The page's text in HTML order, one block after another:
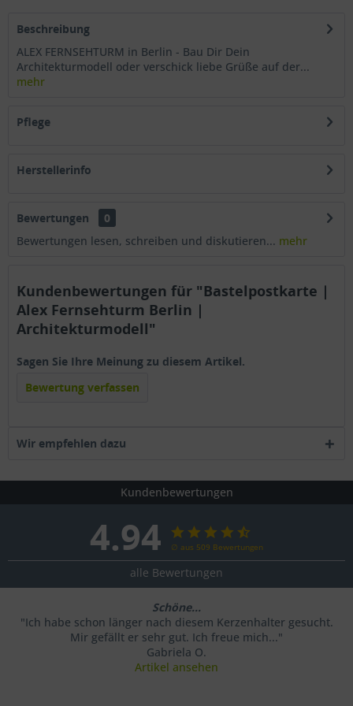
Beschreibung
ALEX FERNSEHTURM in Berlin - Bau Dir Dein
Architekturmodell oder verschick liebe Grüße auf der...
mehr
Pflege
Herstellerinfo
Bewertungen
0
Bewertungen lesen, schreiben und diskutieren... mehr
Kundenbewertungen für "Bastelpostkarte |
Alex Fernsehturm Berlin |
Architekturmodell"
Sagen Sie Ihre Meinung zu diesem Artikel.
Bewertung verfassen
Wir empfehlen dazu
Kundenbewertungen
4.94 ∅ aus 509 Bewertungen
alle Bewertungen
Schöne...
"Ich habe schon länger nach diesem Kerzenhalter gesucht.
Mir gefällt er sehr gut. Ich freue mich..."
Gabriela O.
Artikel ansehen